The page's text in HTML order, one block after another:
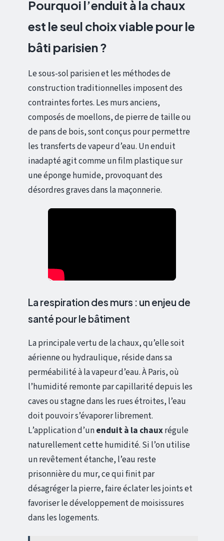
Pourquoi l’enduit à la chaux
est le seul choix viable pour le
bâti parisien ?
Le sous-sol parisien et les méthodes de
construction traditionnelles imposent des
contraintes fortes. Les murs anciens,
composés de moellons, de pierre de taille ou
de pans de bois, sont conçus pour permettre
les transferts de vapeur d’eau. Un enduit
inadapté agit comme un film plastique sur
une éponge humide, provoquant des
désordres graves dans la maçonnerie.
La respiration des murs : un enjeu de
santé pour le bâtiment
La principale vertu de la chaux, qu’elle soit
aérienne ou hydraulique, réside dans sa
perméabilité à la vapeur d’eau. À Paris, où
l’humidité remonte par capillarité depuis les
caves ou stagne dans les rues étroites, l’eau
doit pouvoir s’évaporer librement.
L’application d’unenduit à la chauxrégule
naturellement cette humidité. Si l’on utilise
un revêtement étanche, l’eau reste
prisonnière du mur, ce qui finit par
désagréger la pierre, faire éclater les joints et
favoriser le développement de moisissures
dans les logements.